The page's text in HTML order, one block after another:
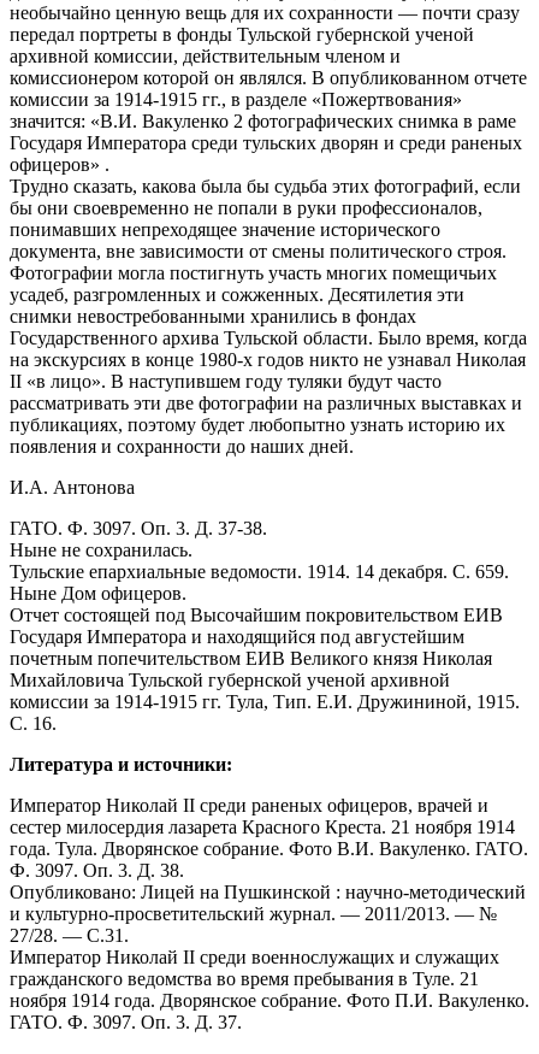
необычайно ценную вещь для их сохранности — почти сразу
передал портреты в фонды Тульской губернской ученой
архивной комиссии, действительным членом и
комиссионером которой он являлся. В опубликованном отчете
комиссии за 1914-1915 гг., в разделе «Пожертвования»
значится: «В.И. Вакуленко 2 фотографических снимка в раме
Государя Императора среди тульских дворян и среди раненых
офицеров» .
Трудно сказать, какова была бы судьба этих фотографий, если
бы они своевременно не попали в руки профессионалов,
понимавших непреходящее значение исторического
документа, вне зависимости от смены политического строя.
Фотографии могла постигнуть участь многих помещичьих
усадеб, разгромленных и сожженных. Десятилетия эти
снимки невостребованными хранились в фондах
Государственного архива Тульской области. Было время, когда
на экскурсиях в конце 1980-х годов никто не узнавал Николая
II «в лицо». В наступившем году туляки будут часто
рассматривать эти две фотографии на различных выставках и
публикациях, поэтому будет любопытно узнать историю их
появления и сохранности до наших дней.
И.А. Антонова
ГАТО. Ф. 3097. Оп. 3. Д. 37-38.
Ныне не сохранилась.
Тульские епархиальные ведомости. 1914. 14 декабря. С. 659.
Ныне Дом офицеров.
Отчет состоящей под Высочайшим покровительством ЕИВ
Государя Императора и находящийся под августейшим
почетным попечительством ЕИВ Великого князя Николая
Михайловича Тульской губернской ученой архивной
комиссии за 1914-1915 гг. Тула, Тип. Е.И. Дружининой, 1915.
С. 16.
Литература и источники:
Император Николай II среди раненых офицеров, врачей и
сестер милосердия лазарета Красного Креста. 21 ноября 1914
года. Тула. Дворянское собрание. Фото В.И. Вакуленко. ГАТО.
Ф. 3097. Оп. 3. Д. 38.
Опубликовано: Лицей на Пушкинской : научно-методический
и культурно-просветительский журнал. — 2011/2013. — №
27/28. — С.31.
Император Николай II среди военнослужащих и служащих
гражданского ведомства во время пребывания в Туле. 21
ноября 1914 года. Дворянское собрание. Фото П.И. Вакуленко.
ГАТО. Ф. 3097. Оп. 3. Д. 37.